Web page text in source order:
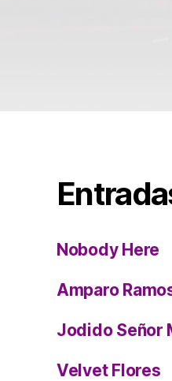
Nobody Here
Amparo
Jodido Señor
Velvet Flores